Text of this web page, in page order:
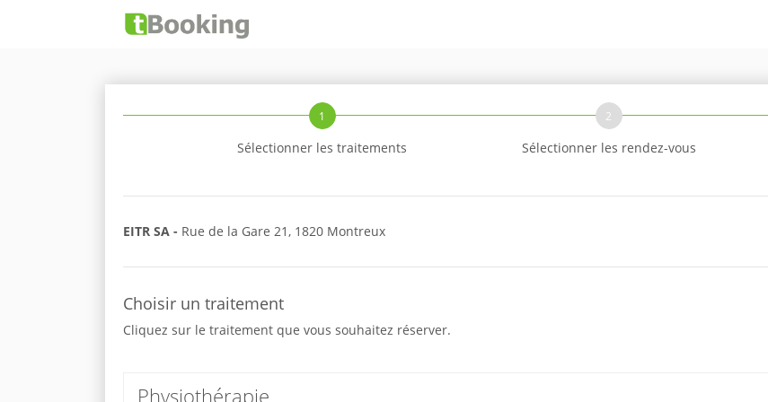
1
Sélectionner les traitements
2
Sélectionner les rendez-vous
EITR SA - Rue de la Gare 21, 1820 Montreux
Choisir un traitement
Cliquez sur le traitement que vous souhaitez réserver.
Physiothérapie